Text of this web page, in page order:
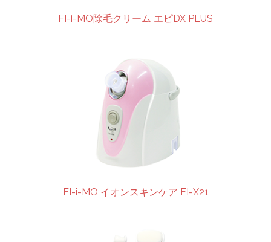
FI-i-MO除毛クリーム エピDX PLUS
FI-i-MO イオンスキンケア FI-X21